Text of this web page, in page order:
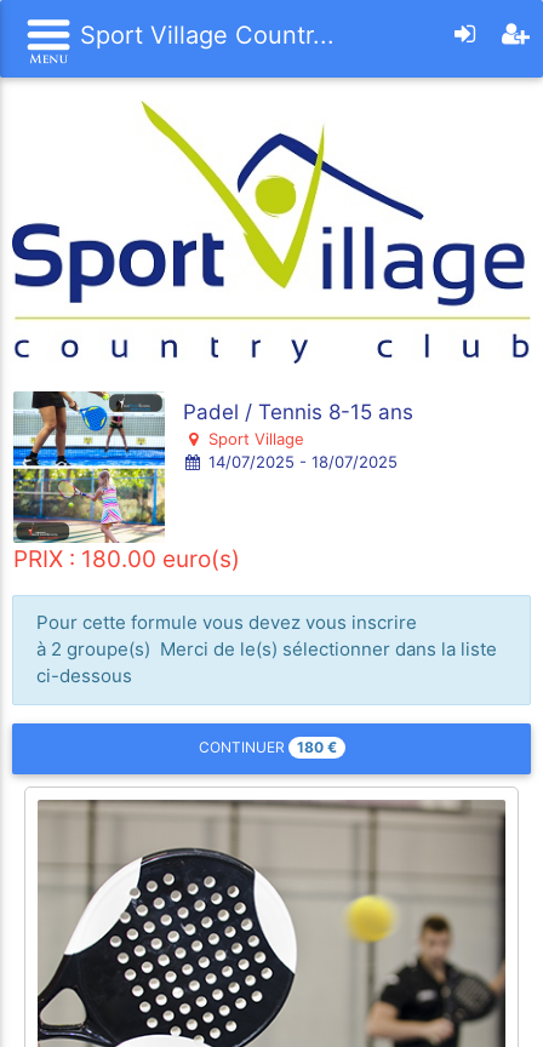
Sport Village Countr...
Padel / Tennis 8-15 ans
Sport Village
14/07/2025 - 18/07/2025
PRIX : 180.00 euro(s)
Pour cette formule vous devez vous inscrire
à 2 groupe(s) Merci de le(s) sélectionner dans la liste
ci-dessous
CONTINUER 180 €